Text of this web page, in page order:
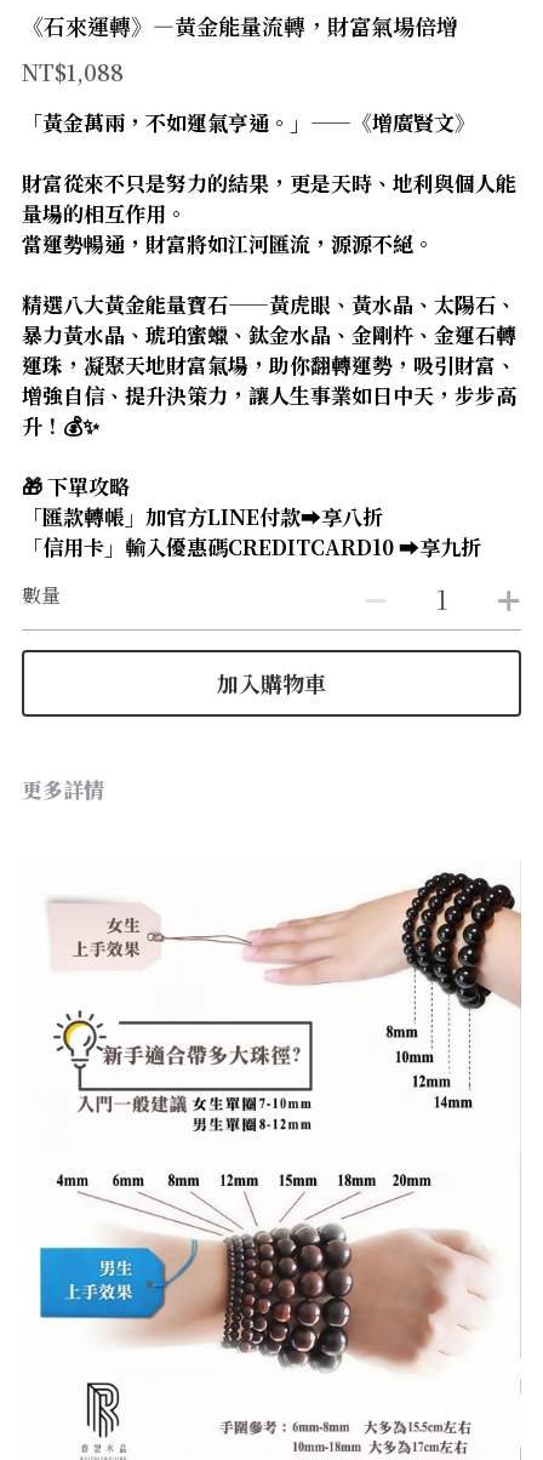
【新品上市】
【財富類水晶】
【智慧類水晶】
【人緣類水晶】
【8-10mm 珠徑】
【11-13mm 珠徑】
【14mm以上 珠徑】
《石來運轉》—黃金能量流轉，財富氣場倍增
NT$1,088
「黃金萬兩，不如運氣亨通。」——《增廣賢文》
財富從來不只是努力的結果，更是天時、地利與個人能
量場的相互作用。
當運勢暢通，財富將如江河匯流，源源不絕。
精選八大黃金能量寶石——黃虎眼、黃水晶、太陽石、
暴力黃水晶、琥珀蜜蠟、鈦金水晶、金剛杵、金運石轉
運珠，凝聚天地財富氣場，助你翻轉運勢，吸引財富、
增強自信、提升決策力，讓人生事業如日中天，步步高
升！💰✨
🎁 下單攻略
「匯款轉帳」加官方LINE付款➡️享八折
「信用卡」輸入優惠碼CREDITCARD10 ➡️享九折
數量
加入購物車
更多詳情